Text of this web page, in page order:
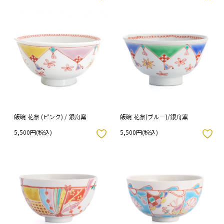
飯碗 花祭 (ピンク) / 銀舟窯
5,500円(税込)
飯碗 花祭(ブルー)/銀舟窯
5,500円(税込)
お気に入りボタン